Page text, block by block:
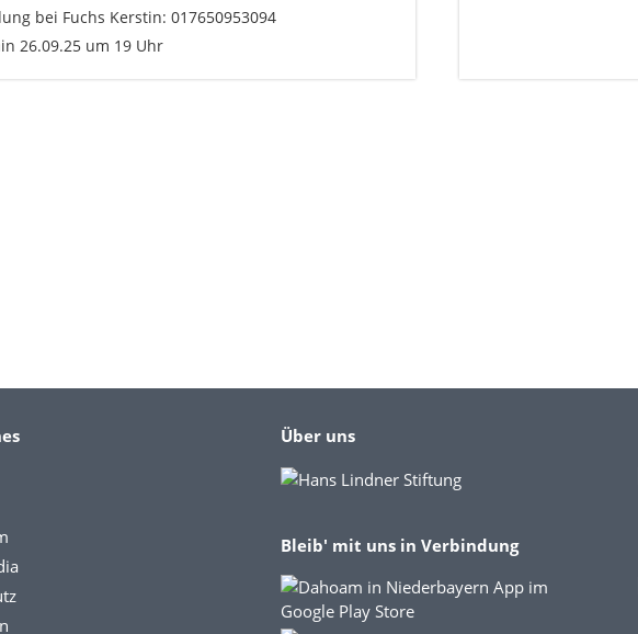
bei Fuchs Kerstin: 017650953094
26.09.25 um 19 Uhr
Über uns
Bleib' mit uns in Verbindung